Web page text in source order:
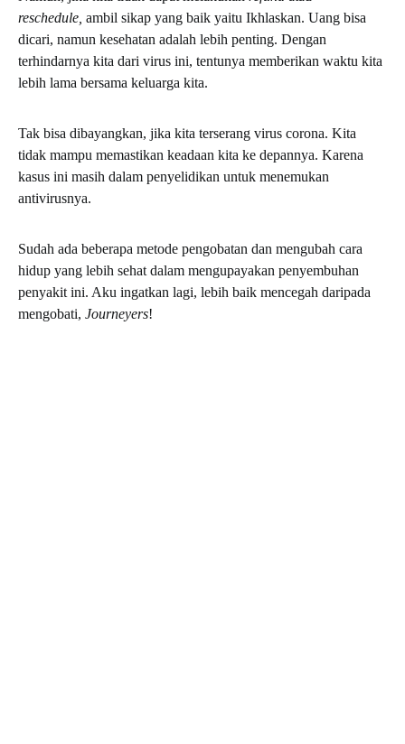
reschedule, ambil sikap yang baik yaitu Ikhlaskan. Uang bisa
dicari, namun kesehatan adalah lebih penting. Dengan
terhindarnya kita dari virus ini, tentunya memberikan waktu kita
lebih lama bersama keluarga kita.
Tak bisa dibayangkan, jika kita terserang virus corona. Kita
tidak mampu memastikan keadaan kita ke depannya. Karena
kasus ini masih dalam penyelidikan untuk menemukan
antivirusnya.
Sudah ada beberapa metode pengobatan dan mengubah cara
hidup yang lebih sehat dalam mengupayakan penyembuhan
penyakit ini. Aku ingatkan lagi, lebih baik mencegah daripada
mengobati, Journeyers!